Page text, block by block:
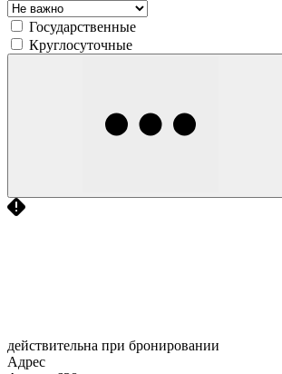
Государственные
Круглосуточные
действительна при бронировании
Адрес